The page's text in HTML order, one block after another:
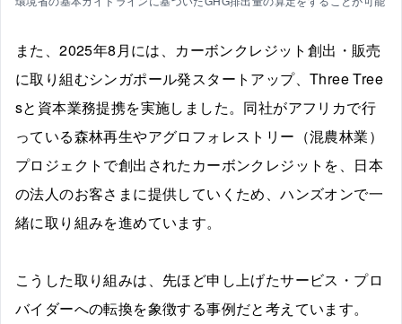
また、2025年8月には、カーボンクレジット創出・販売
に取り組むシンガポール発スタートアップ、Three Tree
sと資本業務提携を実施しました。同社がアフリカで行
っている森林再生やアグロフォレストリー（混農林業）
プロジェクトで創出されたカーボンクレジットを、日本
の法人のお客さまに提供していくため、ハンズオンで一
緒に取り組みを進めています。
こうした取り組みは、先ほど申し上げたサービス・プロ
バイダーへの転換を象徴する事例だと考えています。